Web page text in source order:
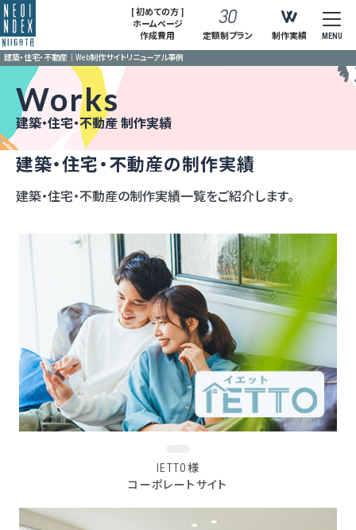
[ 初めての方 ]
ホームページ
作成費用
定額制プラン 制作実績 MENU
建築・住宅・不動産｜Web制作サイトリニューアル事例
Works
建築・住宅・不動産 制作実績
建築・住宅・不動産の制作実績
建築・住宅・不動産の制作実績一覧をご紹介します。
IETTO様
コーポレートサイト